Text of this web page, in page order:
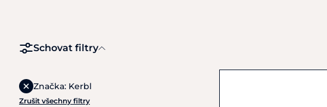
Schovat filtry
Značka: Kerbl
Zrušit všechny filtry